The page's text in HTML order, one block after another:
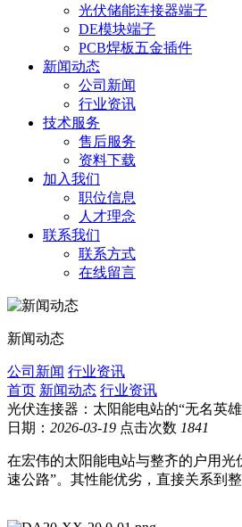
光伏储能连接器端子
DE模块端子
PCB焊板五金插件
新闻动态
公司新闻
行业资讯
技术服务
售后服务
资料下载
加入我们
职位信息
人才理念
联系我们
联系方式
在线留言
新闻动态
公司新闻 行业资讯
首页 新闻动态 行业资讯
光伏连接器：太阳能电站的“无名英
日期： 2026-03-19 点击次数 1841
在宏伟的太阳能电站与整齐的户用
速公路”。其性能优劣，直接关系到